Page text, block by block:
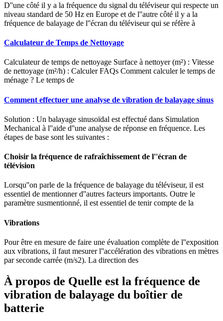
D''une côté il y a la fréquence du signal du téléviseur qui respecte un
niveau standard de 50 Hz en Europe et de l''autre côté il y a la
fréquence de balayage de l''écran du téléviseur qui se réfère à
Calculateur de Temps de Nettoyage
Calculateur de temps de nettoyage Surface à nettoyer (m²) : Vitesse
de nettoyage (m²/h) : Calculer FAQs Comment calculer le temps de
ménage ? Le temps de
Comment effectuer une analyse de vibration de balayage sinus
Solution : Un balayage sinusoïdal est effectué dans Simulation
Mechanical à l''aide d''une analyse de réponse en fréquence. Les
étapes de base sont les suivantes :
Choisir la fréquence de rafraîchissement de l''écran de
télévision
Lorsqu''on parle de la fréquence de balayage du téléviseur, il est
essentiel de mentionner d''autres facteurs importants. Outre le
paramètre susmentionné, il est essentiel de tenir compte de la
Vibrations
Pour être en mesure de faire une évaluation complète de l''exposition
aux vibrations, il faut mesurer l''accélération des vibrations en mètres
par seconde carrée (m/s2). La direction des
À propos de Quelle est la fréquence de
vibration de balayage du boîtier de
batterie